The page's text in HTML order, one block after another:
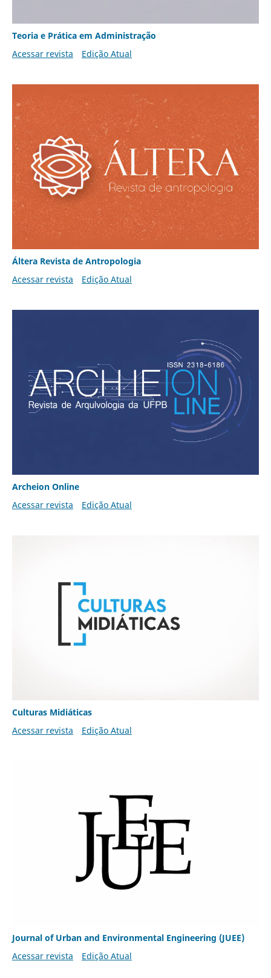
Teoria e Prática em Administração
Acessar revista
Edição Atual
Áltera Revista de Antropologia
Acessar revista
Edição Atual
Archeion Online
Acessar revista
Edição Atual
Culturas Midiáticas
Acessar revista
Edição Atual
Journal of Urban and Environmental Engineering (JUEE)
Acessar revista
Edição Atual